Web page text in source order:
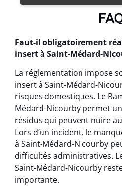
Faut-il obligatoirement
insert à Saint-Médard-
La réglementation impose
insert à Saint-Médard-
risques domestiques. Le
Médard-Nicourby permet
résidus qui peuvent nuire
Lors d’un incident, le
à Saint-Médard-Nicourby
difficultés administratives.
Saint-Médard-Nicourby
importante.